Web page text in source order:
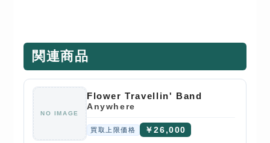
関連商品
NO IMAGE
Flower Travellin' Band
Anywhere
買取上限価格 ￥26,000